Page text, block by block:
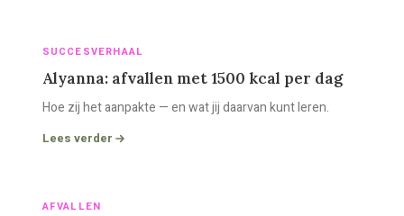
SUCCESVERHAAL
Alyanna: afvallen met 1500 kcal per dag
Hoe zij het aanpakte — en wat jij daarvan kunt leren.
Lees verder
AFVALLEN